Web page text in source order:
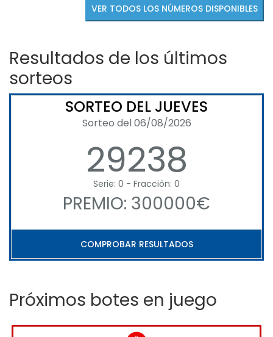
VER TODOS LOS NÚMEROS DISPONIBLES
Resultados de los últimos
sorteos
SORTEO DEL JUEVES
Sorteo del 06/08/2026
29238
Serie: 0 - Fracción: 0
PREMIO: 300000€
COMPROBAR RESULTADOS
Próximos botes en juego